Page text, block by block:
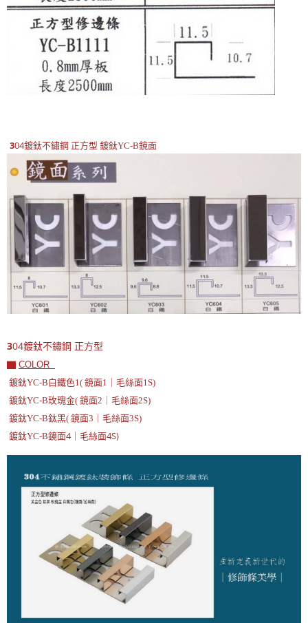
304鍍鈦不鏽鋼 正方型 鍍鈦YC-B鏡面
304鍍鈦不鏽鋼 正方型
▇ COLOR
鍍鈦YC-B白鐵色1( 鏡面1｜毛絲面1S)
鍍鈦YC-B玫瑰金( 鏡面2｜毛絲面2S)
鍍鈦YC-B鈦黑( 鏡面3｜毛絲面3S)
鍍鈦YC-B鏡面4｜毛絲面4S)